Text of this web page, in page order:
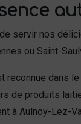
servir nos
ou Saint-
reconnue dans
de produits
à Aulnoy-Lez-